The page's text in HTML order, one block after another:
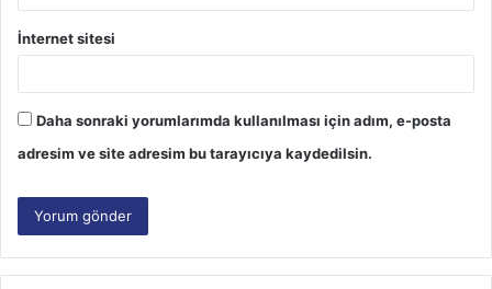
İnternet sitesi
Daha sonraki yorumlarımda kullanılması için adım, e-posta
adresim ve site adresim bu tarayıcıya kaydedilsin.